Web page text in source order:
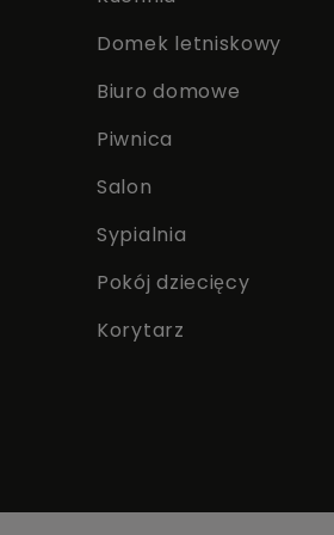
Domek letniskowy
Biuro domowe
Piwnica
Salon
Sypialnia
Pokój dziecięcy
Korytarz